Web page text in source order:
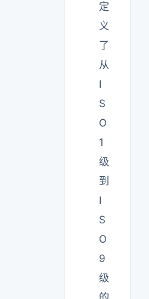
定
义
了
从
I
S
O
1
级
到
I
S
O
9
级